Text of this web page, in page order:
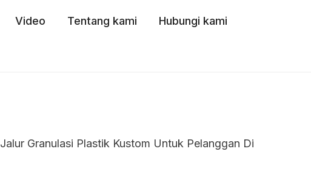
Video Tentang kami Hubungi kami
Jalur Granulasi Plastik Kustom Untuk Pelanggan Di